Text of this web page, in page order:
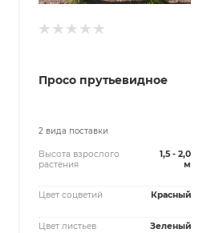
Просо прутьевидное
2 вида поставки
Высота взрослого
растения
1,5 - 2,0
м
Цвет соцветий Красный
Цвет листьев Зеленый